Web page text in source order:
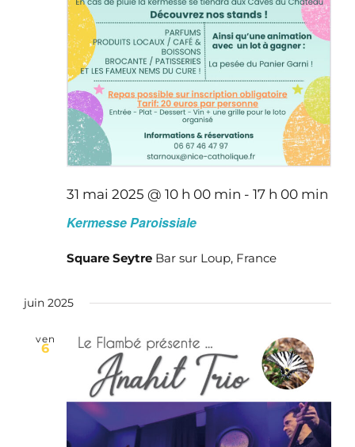
31 mai 2025 @ 10 h 00 min - 17 h 00 min
Kermesse Paroissiale
Square Seytre Bar sur Loup, France
juin 2025
ven
6